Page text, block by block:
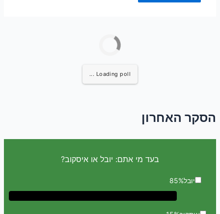
Loading poll ...
הסקר האחרון
בעד מי אתם: יובל או איסקוב?
יובל85%